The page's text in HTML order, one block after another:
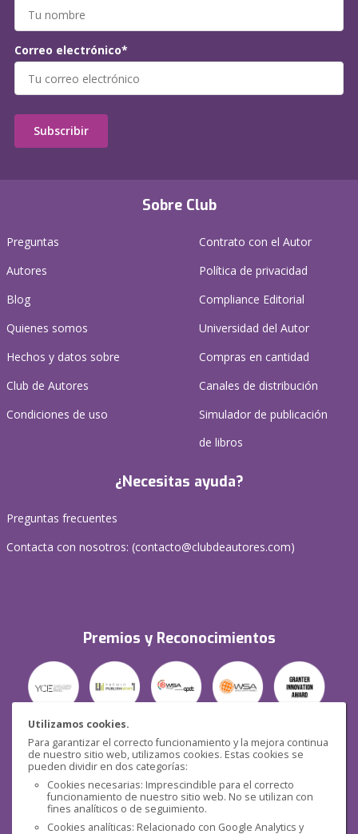
Utilizamos cookies.
Para garantizar el correcto funcionamiento y la mejora continua
de nuestro sitio web, utilizamos cookies. Estas cookies se
pueden dividir en dos categorías:
Cookies necesarias: Imprescindible para el correcto
funcionamiento de nuestro sitio web. No se utilizan con
fines analíticos o de seguimiento.
Cookies analíticas: Relacionado con Google Analytics y
Sobre Club
Preguntas
Autores
Blog
Quienes somos
Hechos y datos sobre
Club de Autores
Condiciones de uso
Contrato con el Autor
Política de privacidad
Compliance Editorial
Universidad del Autor
Compras en cantidad
Canales de distribución
Simulador de publicación
de libros
¿Necesitas ayuda?
Preguntas frecuentes
Contacta con nosotros: (contacto@clubdeautores.com)
Premios y Reconocimientos
Seguridad
Correo electrónico*
Subscribir